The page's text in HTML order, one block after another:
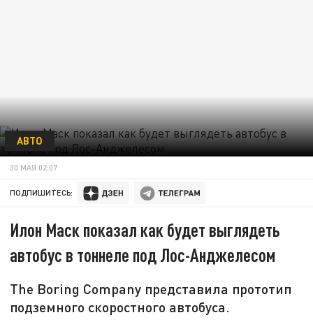
АВТО
30 МАЯ 02:07
ПОДПИШИТЕСЬ:
Илон Маск показал как будет выглядеть
автобус в тоннеле под Лос-Анджелесом
The Boring Company представила прототип
подземного скоростного автобуса.